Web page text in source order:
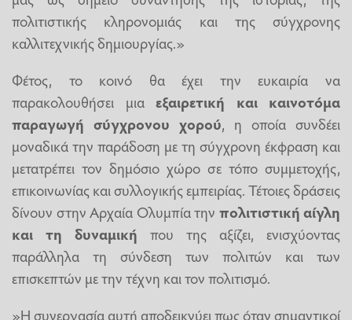
πολιτιστικής κληρονομιάς και της σύγχρονης
καλλιτεχνικής δημιουργίας.»
Φέτος, το κοινό θα έχει την ευκαιρία να
παρακολουθήσει μια εξαιρετική και καινοτόμα
παραγωγή σύγχρονου χορού, η οποία συνδέει
μοναδικά την παράδοση με τη σύγχρονη έκφραση και
μετατρέπει τον δημόσιο χώρο σε τόπο συμμετοχής,
επικοινωνίας και συλλογικής εμπειρίας. Τέτοιες δράσεις
δίνουν στην Αρχαία Ολυμπία την πολιτιστική αίγλη
και τη δυναμική που της αξίζει, ενισχύοντας
παράλληλα τη σύνδεση των πολιτών και των
επισκεπτών με την τέχνη και τον πολιτισμό.
»Η συνεργασία αυτή αποδεικνύει πως όταν σημαντικοί